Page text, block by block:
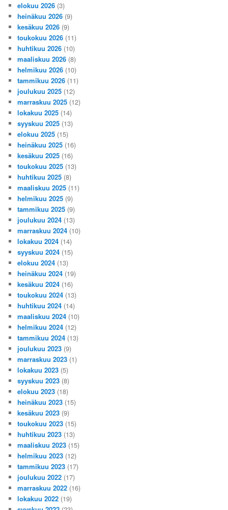
elokuu 2026 (3)
heinäkuu 2026 (9)
kesäkuu 2026 (9)
toukokuu 2026 (11)
huhtikuu 2026 (10)
maaliskuu 2026 (8)
helmikuu 2026 (10)
tammikuu 2026 (11)
joulukuu 2025 (12)
marraskuu 2025 (12)
lokakuu 2025 (14)
syyskuu 2025 (13)
elokuu 2025 (15)
heinäkuu 2025 (16)
kesäkuu 2025 (16)
toukokuu 2025 (13)
huhtikuu 2025 (8)
maaliskuu 2025 (11)
helmikuu 2025 (9)
tammikuu 2025 (9)
joulukuu 2024 (13)
marraskuu 2024 (10)
lokakuu 2024 (14)
syyskuu 2024 (15)
elokuu 2024 (13)
heinäkuu 2024 (19)
kesäkuu 2024 (16)
toukokuu 2024 (13)
huhtikuu 2024 (14)
maaliskuu 2024 (10)
helmikuu 2024 (12)
tammikuu 2024 (13)
joulukuu 2023 (9)
marraskuu 2023 (1)
lokakuu 2023 (5)
syyskuu 2023 (8)
elokuu 2023 (18)
heinäkuu 2023 (15)
kesäkuu 2023 (9)
toukokuu 2023 (15)
huhtikuu 2023 (13)
maaliskuu 2023 (15)
helmikuu 2023 (12)
tammikuu 2023 (17)
joulukuu 2022 (17)
marraskuu 2022 (16)
lokakuu 2022 (19)